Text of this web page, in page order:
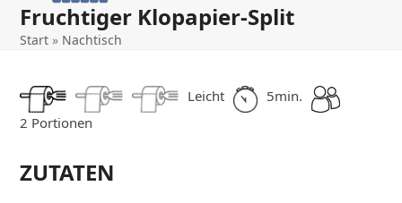
Fruchtiger Klopapier-Split
Start » Nachtisch
Leicht
5min.
2 Portionen
ZUTATEN